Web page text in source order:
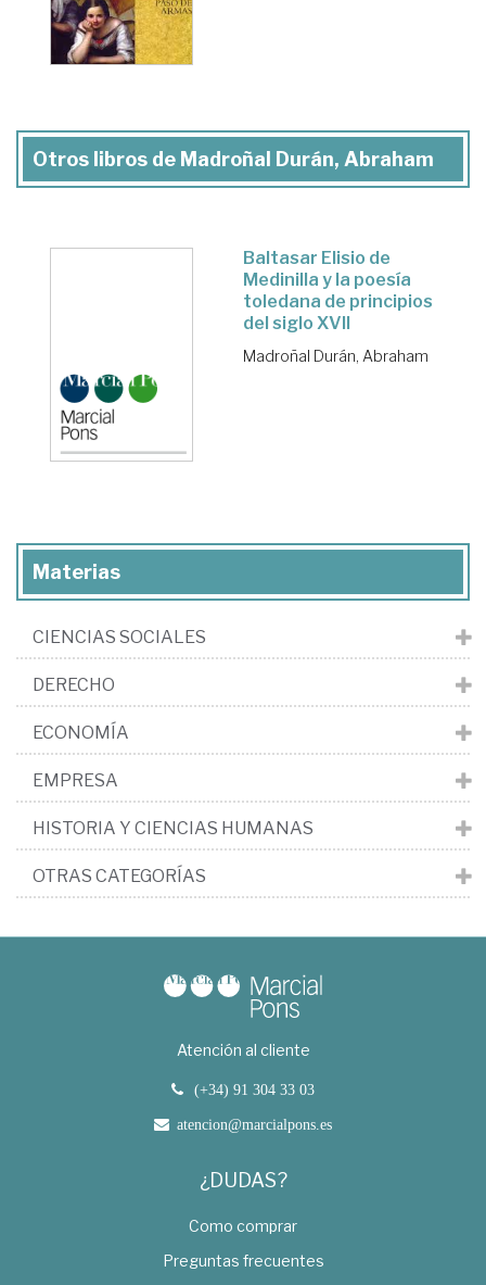
Otros libros de Madroñal Durán, Abraham
Baltasar Elisio de
Medinilla y la poesía
toledana de principios
del siglo XVII
Madroñal Durán, Abraham
Materias
CIENCIAS SOCIALES
DERECHO
ECONOMÍA
EMPRESA
HISTORIA Y CIENCIAS HUMANAS
OTRAS CATEGORÍAS
Atención al cliente
(+34) 91 304 33 03
atencion@marcialpons.es
¿DUDAS?
Como comprar
Preguntas frecuentes